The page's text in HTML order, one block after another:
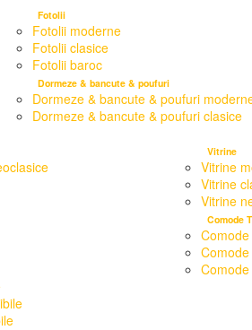
Fotolii
Fotolii moderne
Fotolii clasice
Fotolii baroc
Dormeze & bancute & poufuri
Dormeze & bancute & poufuri
Dormeze & bancute & poufuri clasice
Vitrine
Vitrine
Vitrine
Vitrine
Comode